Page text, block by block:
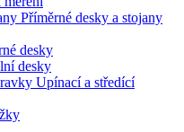
Příměrné desky a stojany
desky
desky
Upínací a středící